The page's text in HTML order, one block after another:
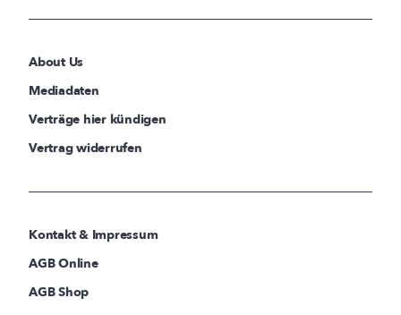
About Us
Mediadaten
Verträge hier kündigen
Vertrag widerrufen
Kontakt & Impressum
AGB Online
AGB Shop